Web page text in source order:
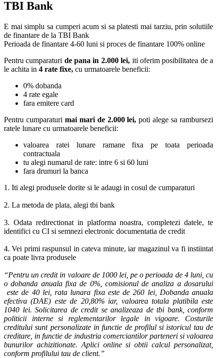
TBI Bank
E mai simplu sa cumperi acum si sa platesti mai tarziu, prin solutiile
de finantare de la TBI Bank
Perioada de finantare 4-60 luni si proces de finantare 100% online
Pentru cumparaturi de pana in 2.000 lei, iti oferim posibilitatea de a
le achita in 4 rate fixe, cu urmatoarele beneficii:
0% dobanda
4 rate egale
fara emitere card
Pentru cumparaturi mai mari de 2.000 lei, poti alege sa rambursezi
ratele lunare cu urmatoarele beneficii:
valoarea ratei lunare ramane fixa pe toata perioada
contractuala
tu alegi numarul de rate: intre 6 si 60 luni
fara drumuri la banca
1. Iti alegi produsele dorite si le adaugi in cosul de cumparaturi
2. La metoda de plata, alegi tbi bank
3. Odata redirectionat in platforma noastra, completezi datele, te
identifici cu CI si semnezi electronic documentatia de credit
4. Vei primi raspunsul in cateva minute, iar magazinul va fi instiintat
ca poate livra produsele
“Pentru un credit in valoare de 1000 lei, pe o perioada de 4 luni, cu
o dobanda anuala fixa de 0%, comisionul de analiza a dosarului
este de 40 lei, rata lunara fixa este de 260 lei, Dobanda anuala
efectiva (DAE) este de 20,80% iar, valoarea totala platibila este
1040 lei. Solicitarea de credit se analizeaza de tbi bank, conform
politicii interne si reglementarilor legale in vigoare. Costurile
creditului sunt personalizate in functie de profilul si istoricul tau de
creditare, in functie de industria comerciantilor parteneri si valoarea
bunurilor achizitionate. Aplici online si obtii calcul personalizat,
conform profilului tau de client.”